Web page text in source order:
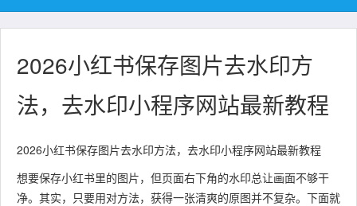
2026小红书保存图片去水印方
法，去水印小程序网站最新教程
2026小红书保存图片去水印方法，去水印小程序网站最新教程
想要保存小红书里的图片，但页面右下角的水印总让画面不够干
净。其实，只要用对方法，获得一张清爽的原图并不复杂。下面就